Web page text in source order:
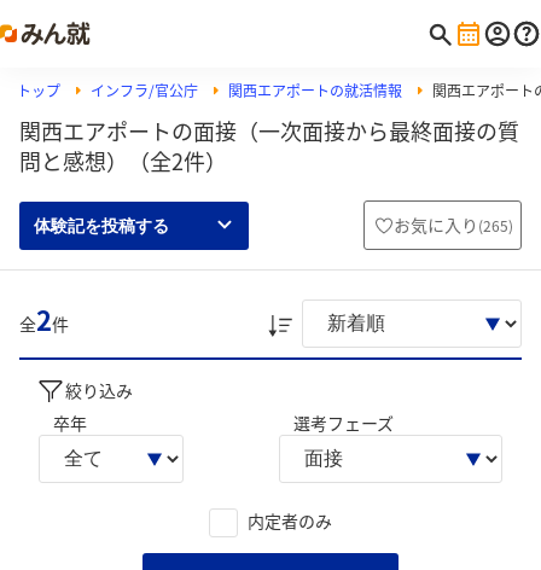
トップ インフラ/官公庁 関西エアポートの就活情報 関西エアポート
関西エアポートの面接（一次面接から最終面接の質
問と感想）（全2件）
体験記を投稿する お気に入り (265)
全2件
絞り込み
卒年
選考フェーズ
内定者のみ